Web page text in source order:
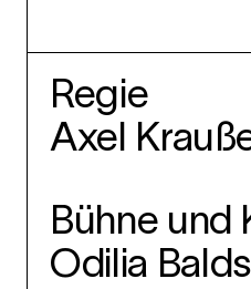
Regie
Axel
Bühne und
Odilia